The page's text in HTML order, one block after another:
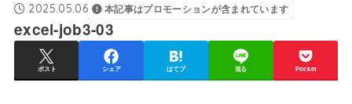
2025.05.06 本記事はプロモーションが含まれています
excel-job3-03
ポスト シェア はてブ 送る Pocket